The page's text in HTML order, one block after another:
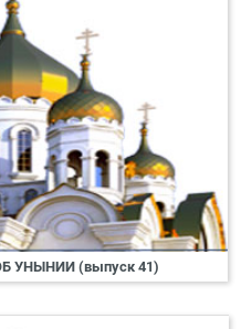
УНЫНИИ (выпуск 41)